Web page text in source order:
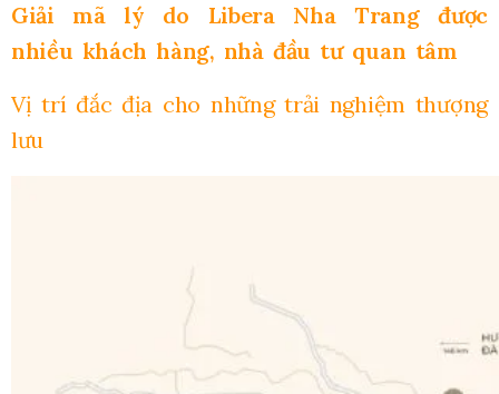
Giải mã lý do Libera Nha Trang được
nhiều khách hàng, nhà đầu tư quan tâm
Vị trí đắc địa cho những trải nghiệm thượng
lưu